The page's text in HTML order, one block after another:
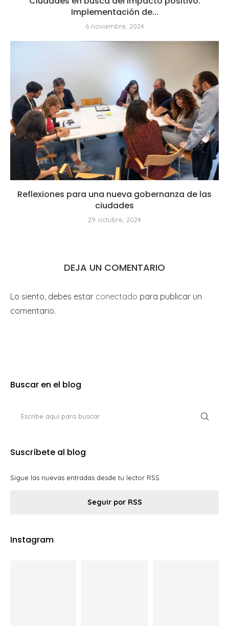
Implementación de...
6 noviembre, 2024
Reflexiones para una nueva gobernanza de las
ciudades
29 octubre, 2024
DEJA UN COMENTARIO
Lo siento, debes estar conectado para publicar un
comentario.
Buscar en el blog
Suscríbete al blog
Sigue las nuevas entradas desde tu lector RSS.
Seguir por RSS
Instagram